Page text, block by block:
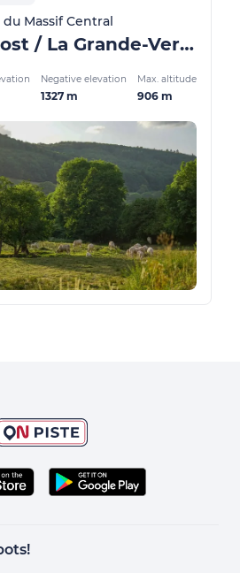
Massif Central
Etape 5 - Anost / La Grande-Verrière - GMTC Gravel
Negative elevation
1327 m
Max. altitude
906 m